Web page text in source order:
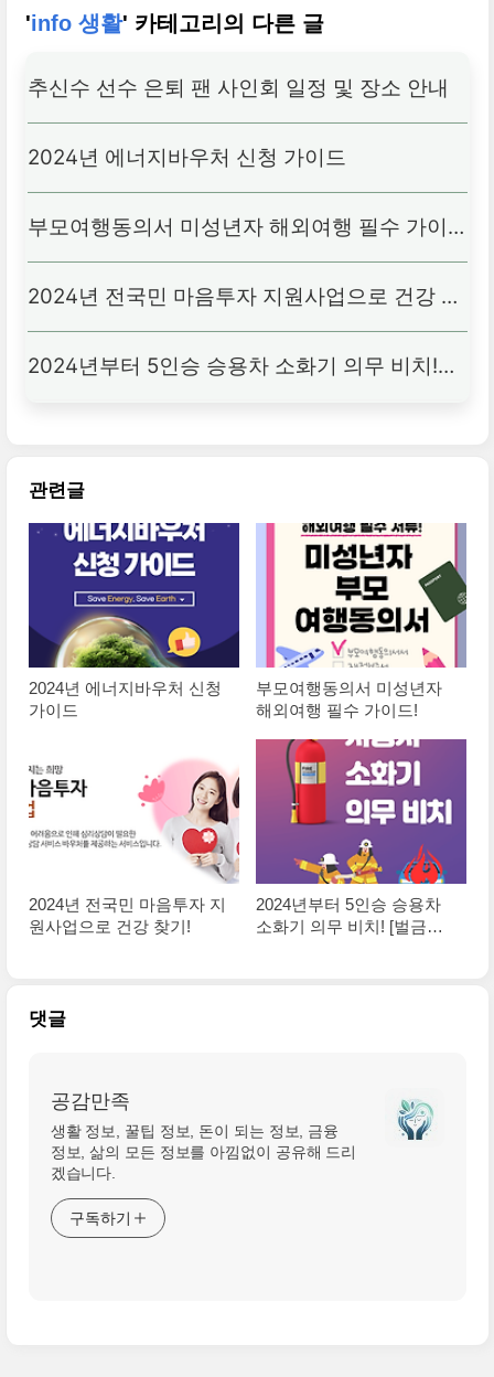
'info 생활' 카테고리의 다른 글
추신수 선수 은퇴 팬 사인회 일정 및 장소 안내
2024년 에너지바우처 신청 가이드
부모여행동의서 미성년자 해외여행 필수 가이
2024년 전국민 마음투자 지원사업으로 건강 찾
2024년부터 5인승 승용차 소화기 의무 비치!
관련글
2024년 에너지바우처 신청
가이드
부모여행동의서 미성년자
해외여행 필수 가이드!
2024년 전국민 마음투자 지
원사업으로 건강 찾기!
2024년부터 5인승 승용차
소화기 의무 비치! [벌금형
댓글
공감만족
생활 정보, 꿀팁 정보, 돈이 되는 정보, 금융
정보, 삶의 모든 정보를 아낌없이 공유해 드리
겠습니다.
구독하기